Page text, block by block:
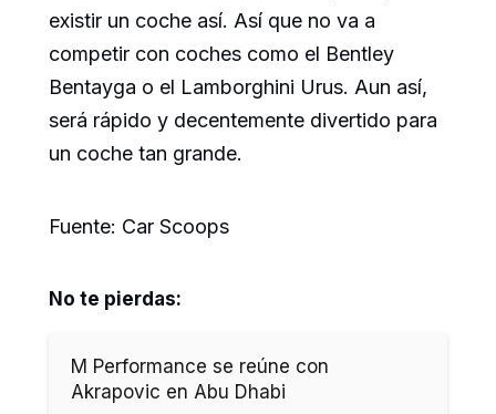
existir un coche así. Así que no va a
competir con coches como el Bentley
Bentayga o el Lamborghini Urus. Aun así,
será rápido y decentemente divertido para
un coche tan grande.
Fuente: Car Scoops
No te pierdas:
M Performance se reúne con
Akrapovic en Abu Dhabi